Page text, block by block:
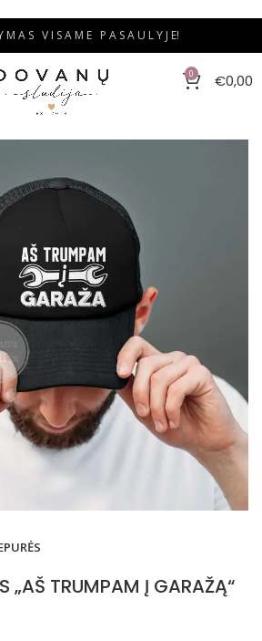
M A S V I S A M E P A S A U L Y J E!
0 €0,00
„AŠ TRUMPAM Į GARAŽĄ“